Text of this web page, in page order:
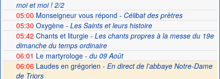
moi et moi ! 2/2
05:00 Monseigneur vous répond - Célibat des prètres
05:30 Oxygène- Les Saints et leurs histoire
05:42 Chants et liturgie- Les chants propres à la messe du 19e
dimanche du temps ordinaire
06:01 Le martyrologe- du 09 Août
06:06 Laudes en grégorien - En direct de l'abbaye Notre-Dame
de Triors